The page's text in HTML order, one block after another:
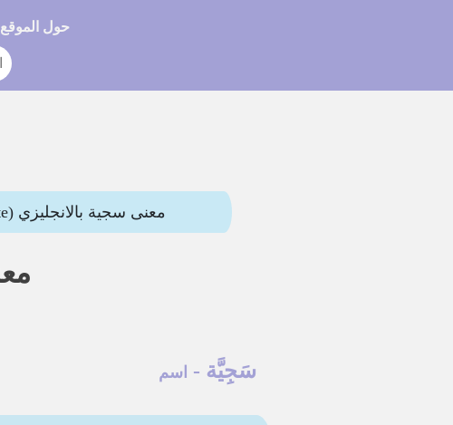
حول الموقع
معنى سجية بالانجليزي (attribute) وترجمات أخرى. هذه المقالة تحتوي النطق وأمثلة لتوضيح المعنى
سَجِيَّة - اسم